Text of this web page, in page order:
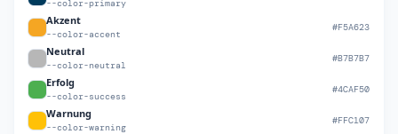
--color-primary
Akzent
--color-accent
#F5A623
Neutral
--color-neutral
#B7B7B7
Erfolg
--color-success
#4CAF50
Warnung
--color-warning
#FFC107